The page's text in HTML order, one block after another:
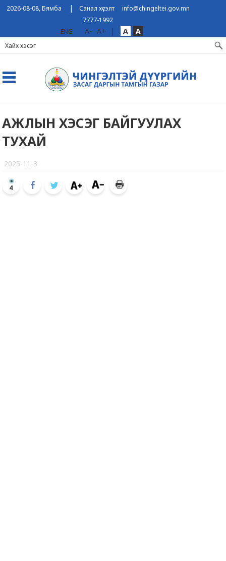
2026-08-08, Бямба | Санал хүсэлт
info@chingeltei.gov.mn
7777-1992
ENG
A- A+ | A A
АЖЛЫН ХЭСЭГ БАЙГУУЛАХ
ТУХАЙ
2025-11-3
4